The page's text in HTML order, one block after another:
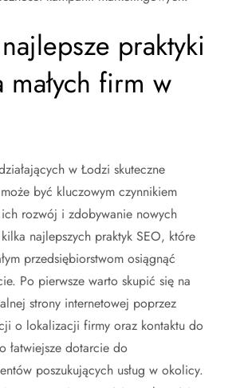
praktyki
małych firm w
w Łodzi skuteczne
być kluczowym czynnikiem
ich rozwój i zdobywanie nowych
najlepszych praktyk SEO, które
przedsiębiorstwom osiągnąć
Po pierwsze warto skupić się na
strony internetowej poprzez
o lokalizacji firmy oraz kontaktu do
łatwiejsze dotarcie do
poszukujących usług w okolicy.